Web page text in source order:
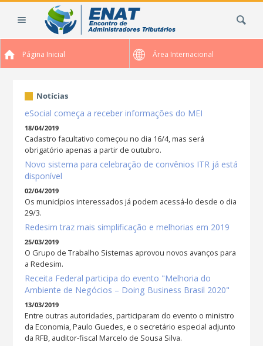
Página Inicial Área Internacional
Notícias
eSocial começa a receber informações do MEI
18/04/2019
Cadastro facultativo começou no dia 16/4, mas será
obrigatório apenas a partir de outubro.
Novo sistema para celebração de convênios ITR já está
disponível
02/04/2019
Os municípios interessados já podem acessá-lo desde o dia
29/3.
Redesim traz mais simplificação e melhorias em 2019
25/03/2019
O Grupo de Trabalho Sistemas aprovou novos avanços para
a Redesim.
Receita Federal participa do evento "Melhoria do
Ambiente de Negócios – Doing Business Brasil 2020"
13/03/2019
Entre outras autoridades, participaram do evento o ministro
da Economia, Paulo Guedes, e o secretário especial adjunto
da RFB, auditor-fiscal Marcelo de Sousa Silva.